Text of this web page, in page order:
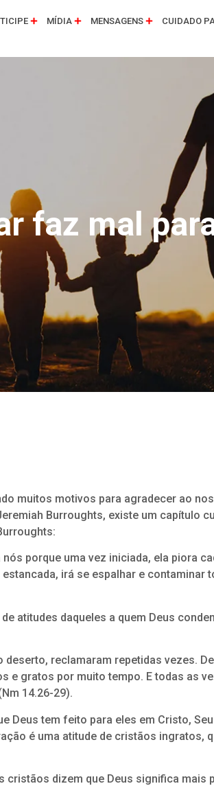
MÍDIA MENSAGENS CUIDADO
faz mal
muitos motivos para agradecer ao
Burroughts, existe um capítulo
porque uma vez iniciada, ela piora
irá se espalhar e contaminar
atitudes daqueles a quem Deus
reclamaram repetidas vezes.
e gratos por muito tempo. E todas as
14.26-29).
Deus tem feito para eles em Cristo,
é uma atitude de cristãos ingratos,
cristãos dizem que Deus significa mais